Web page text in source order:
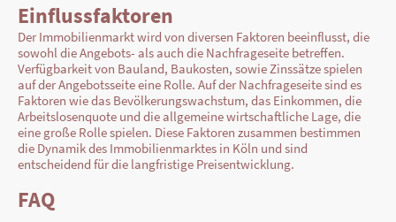
Einflussfaktoren
Der Immobilienmarkt wird von diversen Faktoren beeinflusst, die
sowohl die Angebots- als auch die Nachfrageseite betreffen.
Verfügbarkeit von Bauland, Baukosten, sowie Zinssätze spielen
auf der Angebotsseite eine Rolle. Auf der Nachfrageseite sind es
Faktoren wie das Bevölkerungswachstum, das Einkommen, die
Arbeitslosenquote und die allgemeine wirtschaftliche Lage, die
eine große Rolle spielen. Diese Faktoren zusammen bestimmen
die Dynamik des Immobilienmarktes in Köln und sind
entscheidend für die langfristige Preisentwicklung.
FAQ